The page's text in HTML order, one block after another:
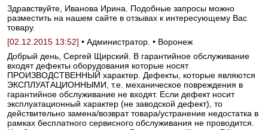
Здравствуйте, Иванова Ирина. Подобные запросы можно
разместить на нашем сайте в отзывах к интересующему Вас
товару.
[02.12.2015 13:52] • Администратор. • Воронеж
Добрый день, Сергей Щирский. В гарантийное обслуживание
входят дефекты оборудования которые носят
ПРОИЗВОДСТВЕННЫЙ характер. Дефекты, которые являются
ЭКСПЛУАТАЦИОННЫМИ, т.е. механическое повреждения в
гарантийное обслуживание не входят. Если дефект носит
эксплуатационный характер (не заводской дефект), то
действительно замена/возврат товара/устранение недостатка в
рамках бесплатного сервисного обслуживания не проводится.